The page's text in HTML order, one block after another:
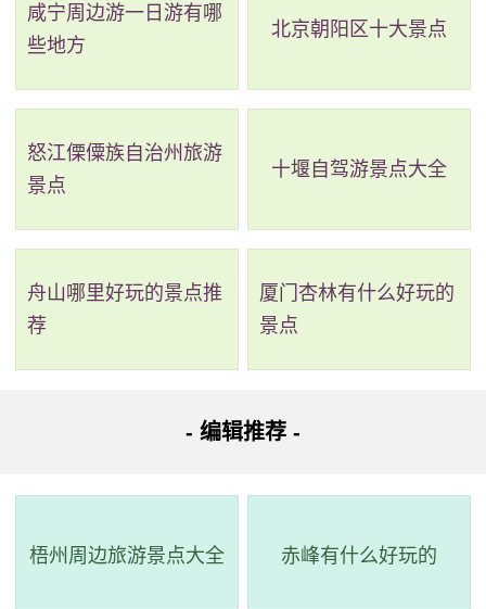
地址：松原市前郭尔罗斯蒙古族自治县圣水路与运
查干湖国家级自然保护区位于我省西北部，霍林河
护对象包括半干旱地区的湖泊水生生态系统、湿地生态
系统和野生珍稀、濒危鸟类等。1986年查干湖经省政府
批准，设立了省级自然保护区，20年来保护区内动植物
资源日益丰富。其中鸟类数量增加特别明显，已由过去
护鸟类，如东方白鹳、白头鹤、白鹤、丹顶鹤、黑鹳、
区有逐年增加的趋势，这真是令人振奋啊！
咸宁周边游一日游有哪
些地方
北京朝阳区十大景点
怒江傈僳族自治州旅游
景点
十堰自驾游景点大全
舟山哪里好玩的景点推
荐
厦门杏林有什么好玩的
景点
- 编辑推荐 -
梧州周边旅游景点大全 赤峰有什么好玩的